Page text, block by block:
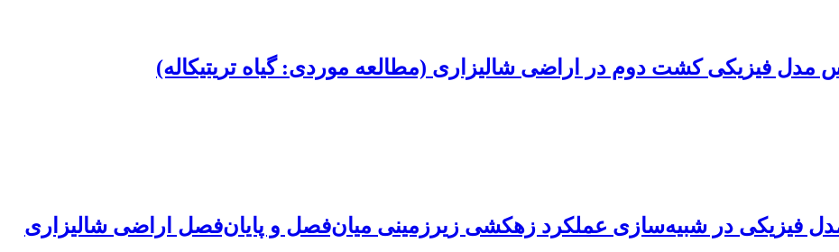
مدل فیزیکی کشت دوم در اراضی شالیزاری (مطالعه موردی: گیاه تریتیکاله)